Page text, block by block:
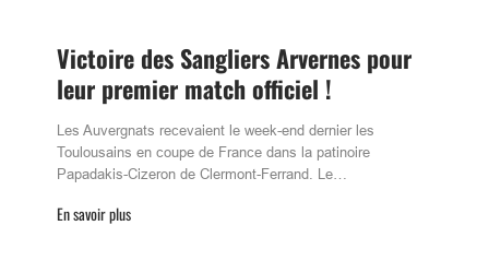
Victoire des Sangliers Arvernes pour
leur premier match officiel !
Les Auvergnats recevaient le week-end dernier les
Toulousains en coupe de France dans la patinoire
Papadakis-Cizeron de Clermont-Ferrand. Le…
En savoir plus